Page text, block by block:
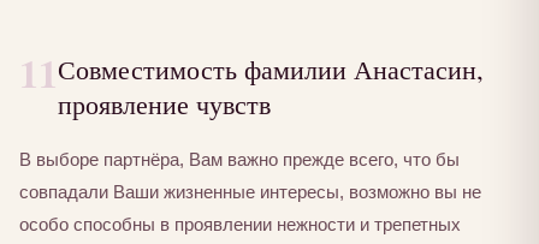
11Совместимость фамилии Анастасин,
проявление чувств
В выборе партнёра, Вам важно прежде всего, что бы
совпадали Ваши жизненные интересы, возможно вы не
особо способны в проявлении нежности и трепетных